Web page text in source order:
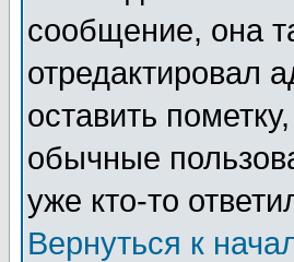
сообщение, она
отредактировал
оставить
обычные
уже кто-то
Вернуться к